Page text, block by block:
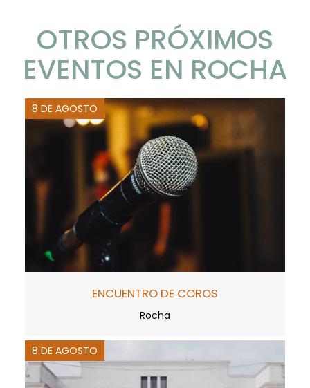
OTROS PRÓXIMOS
EVENTOS EN ROCHA
8 DE AGOSTO
ENCUENTRO DE COROS
Rocha
8 DE AGOSTO